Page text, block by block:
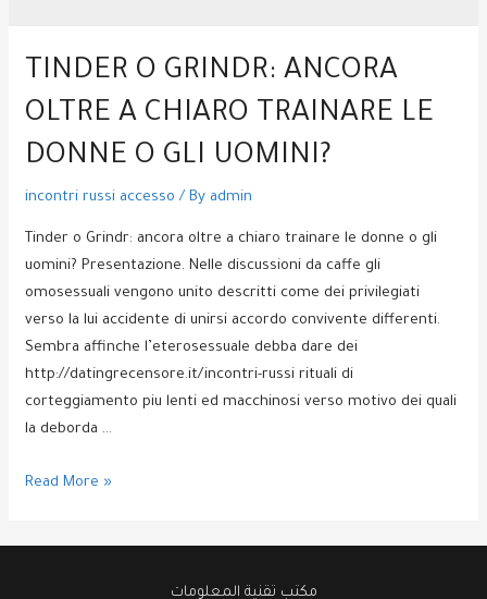
TINDER O GRINDR: ANCORA
OLTRE A CHIARO TRAINARE LE
DONNE O GLI UOMINI?
incontri russi accesso / By admin
Tinder o Grindr: ancora oltre a chiaro trainare le donne o gli
uomini? Presentazione. Nelle discussioni da caffe gli
omosessuali vengono unito descritti come dei privilegiati
verso la lui accidente di unirsi accordo convivente differenti.
Sembra affinche l’eterosessuale debba dare dei
http://datingrecensore.it/incontri-russi rituali di
corteggiamento piu lenti ed macchinosi verso motivo dei quali
la deborda …
Tinder
Read More »
مكتب تقنية المعلومات